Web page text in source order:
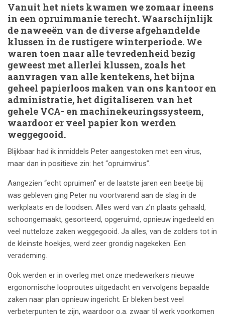
Vanuit het niets kwamen we zomaar ineens
in een opruimmanie terecht. Waarschijnlijk
de naweeën van de diverse afgehandelde
klussen in de rustigere winterperiode. We
waren toen naar alle tevredenheid bezig
geweest met allerlei klussen, zoals het
aanvragen van alle kentekens, het bijna
geheel papierloos maken van ons kantoor en
administratie, het digitaliseren van het
gehele VCA- en machinekeuringssysteem,
waardoor er veel papier kon werden
weggegooid.
Blijkbaar had ik inmiddels Peter aangestoken met een virus,
maar dan in positieve zin: het “opruimvirus”.
Aangezien “echt opruimen” er de laatste jaren een beetje bij
was gebleven ging Peter nu voortvarend aan de slag in de
werkplaats en de loodsen. Alles werd van z’n plaats gehaald,
schoongemaakt, gesorteerd, opgeruimd, opnieuw ingedeeld en
veel nutteloze zaken weggegooid. Ja alles, van de zolders tot in
de kleinste hoekjes, werd zeer grondig nagekeken. Een
verademing.
Ook werden er in overleg met onze medewerkers nieuwe
ergonomische looproutes uitgedacht en vervolgens bepaalde
zaken naar plan opnieuw ingericht. Er bleken best veel
verbeterpunten te zijn, waardoor o.a. zwaar til werk voorkomen